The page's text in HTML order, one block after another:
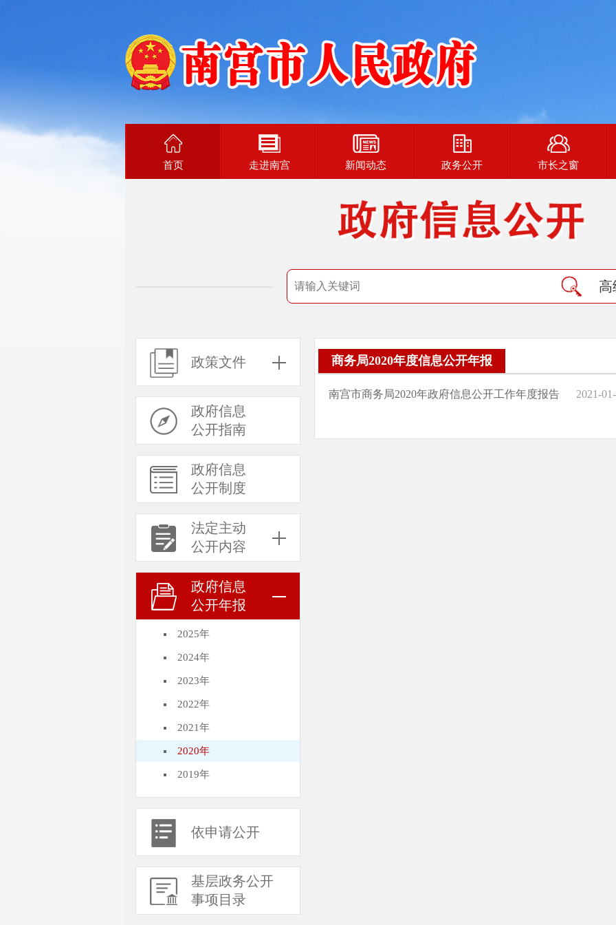
首页 走进南宫 新闻动态 政务公开 市长之窗
高
政策文件
政府信息
公开指南
政府信息
公开制度
法定主动
公开内容
政府信息
公开年报
2025年
2024年
2023年
2022年
2021年
2020年
2019年
依申请公开
基层政务公开
事项目录
商务局2020年度信息公开年报
南宫市商务局2020年政府信息公开工作年度报告 2021-